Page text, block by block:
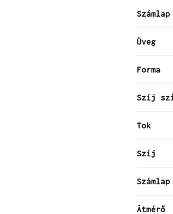
Üveg
Forma
Szíj
Tok
Szíj
Átmérő